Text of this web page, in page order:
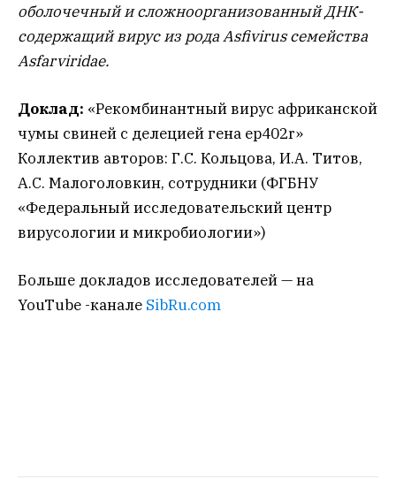
оболочечный и сложноорганизованный ДНК-
содержащий вирус из рода Asfivirus семейства
Asfarviridae.
Доклад: «Рекомбинантный вирус африканской
чумы свиней с делецией гена ep402r»
Коллектив авторов: Г.С. Кольцова, И.А. Титов,
А.С. Малоголовкин, сотрудники (ФГБНУ
«Федеральный исследовательский центр
вирусологии и микробиологии»)
Больше докладов исследователей — на
YouTube -канале SibRu.com